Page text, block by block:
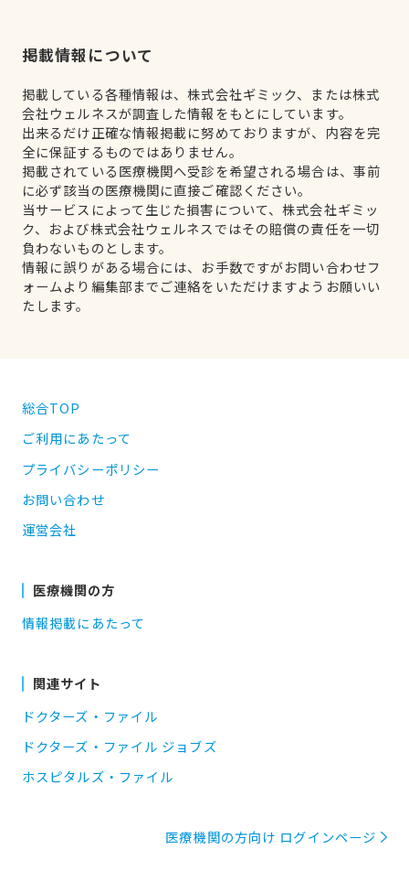
掲載情報について
掲載している各種情報は、株式会社ギミック、または株式
会社ウェルネスが調査した情報をもとにしています。
出来るだけ正確な情報掲載に努めておりますが、内容を完
全に保証するものではありません。
掲載されている医療機関へ受診を希望される場合は、事前
に必ず該当の医療機関に直接ご確認ください。
当サービスによって生じた損害について、株式会社ギミッ
ク、および株式会社ウェルネスではその賠償の責任を一切
負わないものとします。
情報に誤りがある場合には、お手数ですがお問い合わせフ
ォームより編集部までご連絡をいただけますようお願いい
たします。
総合TOP
ご利用にあたって
プライバシーポリシー
お問い合わせ
運営会社
医療機関の方
情報掲載にあたって
関連サイト
ドクターズ・ファイル
ドクターズ・ファイル ジョブズ
ホスピタルズ・ファイル
医療機関の方向け ログインページ